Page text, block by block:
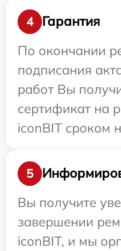
4
Гарантия
По окончании
подписания
работ Вы
сертификат на
iconBIT сроком
5
Вы получите
завершении
iconBIT, и мы